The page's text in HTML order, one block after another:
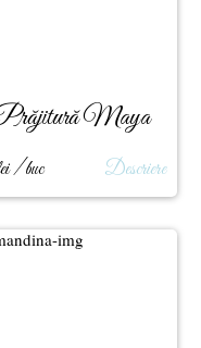
Maya
/ buc Descriere